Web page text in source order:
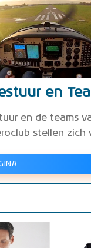
en
en de teams
stellen zich